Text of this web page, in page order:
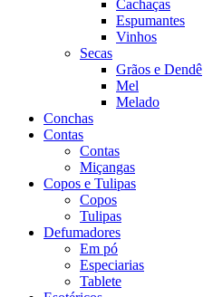
Cachaças
Espumantes
Vinhos
Secas
Grãos e Dendê
Mel
Melado
Conchas
Contas
Contas
Miçangas
Copos e Tulipas
Copos
Tulipas
Defumadores
Em pó
Especiarias
Tablete